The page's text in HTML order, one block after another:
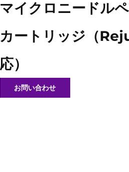
マイクロニードル
カートリッジ（
応）
お問い合わせ